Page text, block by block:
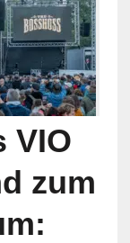
VIO
zum